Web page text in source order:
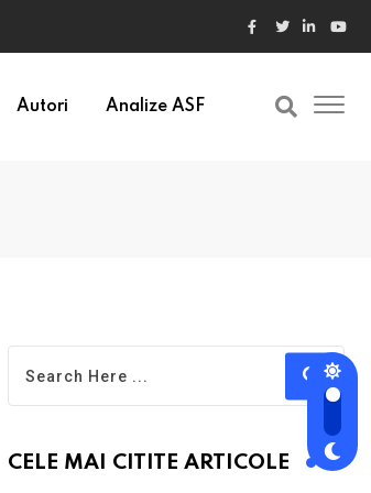
cu 30% mai mari
Autori Analize ASF
CELE MAI CITITE ARTICOLE